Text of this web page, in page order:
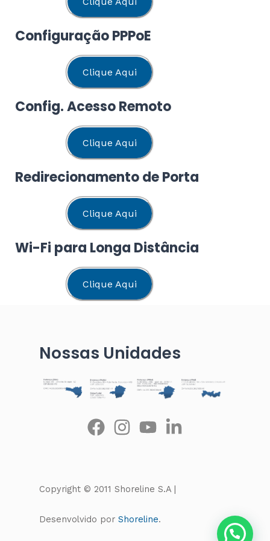
Configuração PPPoE
Clique Aqui
Config. Acesso Remoto
Clique Aqui
Redirecionamento de Porta
Clique Aqui
Wi-Fi para Longa Distância
Clique Aqui
Nossas Unidades
Copyright © 2011 Shoreline S.A |
Desenvolvido por Shoreline.